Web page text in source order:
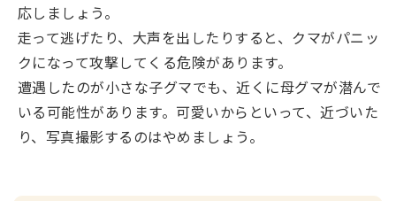
応しましょう。
走って逃げたり、大声を出したりすると、クマがパニッ
クになって攻撃してくる危険があります。
遭遇したのが小さな子グマでも、近くに母グマが潜んで
いる可能性があります。可愛いからといって、近づいた
り、写真撮影するのはやめましょう。